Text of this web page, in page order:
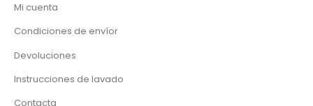
Mi cuenta
Condiciones de envíor
Devoluciones
Instrucciones de lavado
Contacta